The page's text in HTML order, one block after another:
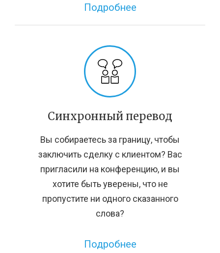
Подробнее
Синхронный перевод
Вы собираетесь за границу, чтобы
заключить сделку с клиентом? Вас
пригласили на конференцию, и вы
хотите быть уверены, что не
пропустите ни одного сказанного
слова?
Подробнее